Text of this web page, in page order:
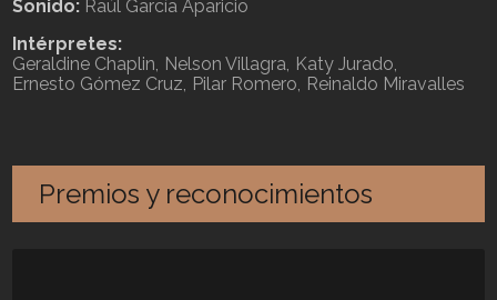
Sonido: Raúl García Aparicio
Intérpretes:
Geraldine Chaplin
Nelson Villagra Katy Jurado
Ernesto Gómez Cruz
Pilar Romero Reinaldo Miravalles
Premios y reconocimientos